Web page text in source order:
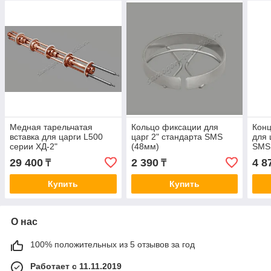
Медная тарельчатая
вставка для царги L500
серии ХД-2"
29 400 ₸
Купить
Кольцо фиксации для
царг 2" стандарта SMS
(48мм)
2 390₸
Купить
для
4
О нас
100% положительных из 5 отзывов за год
Работает с 11.11.2019